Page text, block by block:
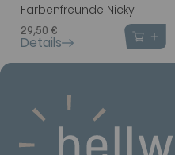
Farbenfreunde Nicky
29,50 €
Details